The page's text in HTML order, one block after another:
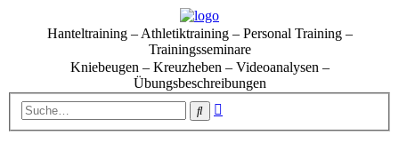
Hanteltraining – Athletiktraining – Personal Training –
Trainingsseminare
Kniebeugen – Kreuzheben – Videoanalysen –
Übungsbeschreibungen
Suche